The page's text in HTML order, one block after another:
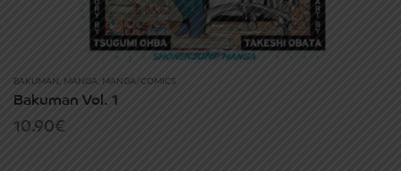
BAKUMAN , MANGA, MANGA/COMICS
Bakuman Vol. 1
10.90€